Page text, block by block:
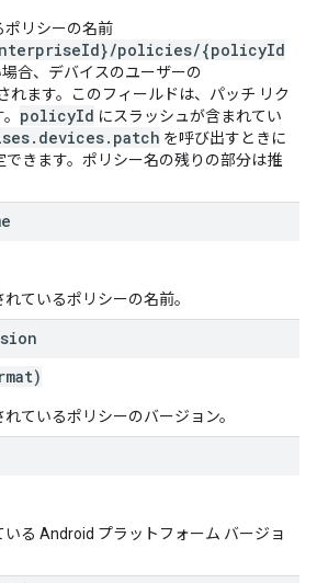
ポリシーの名前
policies/{policyId
合、デバイスのユーザーの
れます。このフィールドは、パッチ リク
policyId にスラッシュが含まれてい
を呼び出すときに
できます。ポリシー名の残りの部分は推
ているポリシーの名前。
ているポリシーのバージョン。
る Android プラットフォーム バージョ